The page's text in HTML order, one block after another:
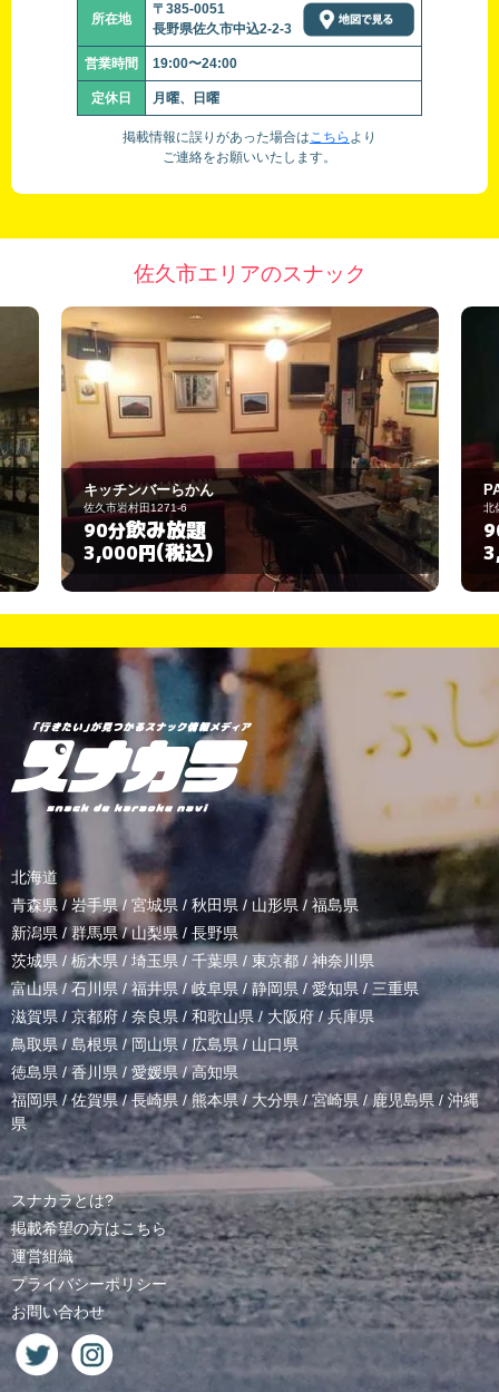
所在地
〒385-0051
長野県佐久市中込2-2-3
営業時間 19:00〜24:00
定休日 月曜、日曜
掲載情報に誤りがあった場合はこちら より
ご連絡をお願いいたします。
佐久市エリアのスナック
PASSION
北佐久郡御代田町御代田2422-57
90分飲み放題
3,000円 (税込)
北海道
青森県 / 岩手県/ 宮城県 / 秋田県 / 山形県/ 福島県
新潟県 /群馬県/山梨県 / 長野県
茨城県 / 栃木県 / 埼玉県 / 千葉県 / 東京都 / 神奈川県
富山県 /石川県/福井県/岐阜県 / 静岡県 / 愛知県 / 三重県
滋賀県 / 京都府 / 奈良県 / 和歌山県/ 大阪府 /兵庫県
鳥取県/ 島根県 /岡山県/ 広島県 / 山口県
徳島県 /香川県 / 愛媛県/高知県
福岡県/佐賀県/長崎県 /熊本県/ 大分県/宮崎県 /鹿児島県 / 沖縄
県
スナカラとは?
掲載希望の方はこちら
運営組織
プライバシーポリシー
お問い合わせ